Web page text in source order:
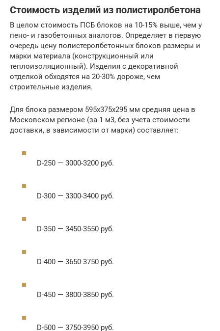
Стоимость изделий из полистиролбетона
В целом стоимость ПСБ блоков на 10-15% выше, чем у
пено- и газобетонных аналогов. Определяет в первую
очередь цену полистеролбетонных блоков размеры и
марки материала (конструкционный или
теплоизоляционный). Изделия с декоративной
отделкой обходятся на 20-30% дороже, чем
строительные изделия.
Для блока размером 595х375х295 мм средняя цена в
Московском регионе (за 1 м3, без учета стоимости
доставки, в зависимости от марки) составляет:
D-250 — 3000-3200 руб.
D-300 — 3300-3400 руб.
D-350 — 3450-3550 руб.
D-400 — 3650-3750 руб.
D-450 — 3800-3850 руб.
D-500 — 3750-3950 руб.